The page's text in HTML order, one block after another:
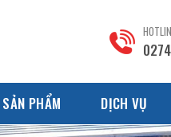
SẢN PHẨM DỊCH VỤ